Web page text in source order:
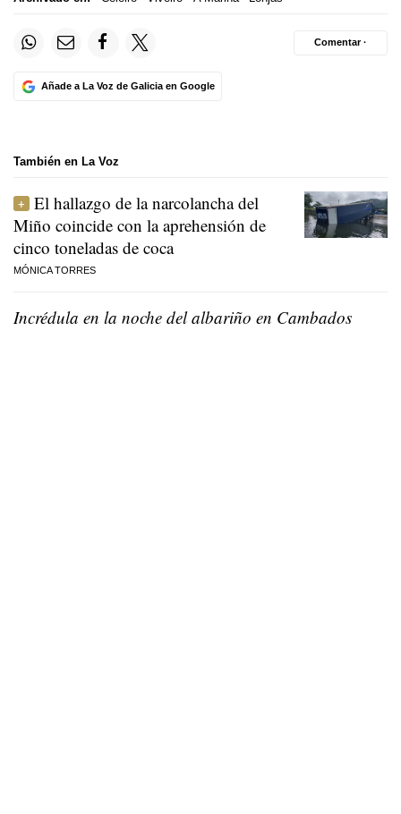
Añade a La Voz de Galicia en Google
Comentar ·
También en La Voz
El hallazgo de la narcolancha del
Miño coincide con la aprehensión de
cinco toneladas de coca
MÓNICA TORRES
Incrédula en la noche del albariño en Cambados